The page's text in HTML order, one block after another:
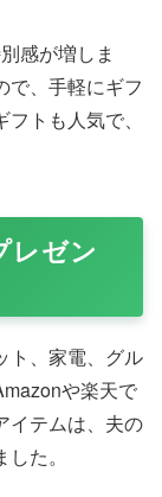
感が増しま
で、手軽にギフ
トも人気で、
レゼン
ト、家電、グル
や楽天で
イテムは、夫の
た。